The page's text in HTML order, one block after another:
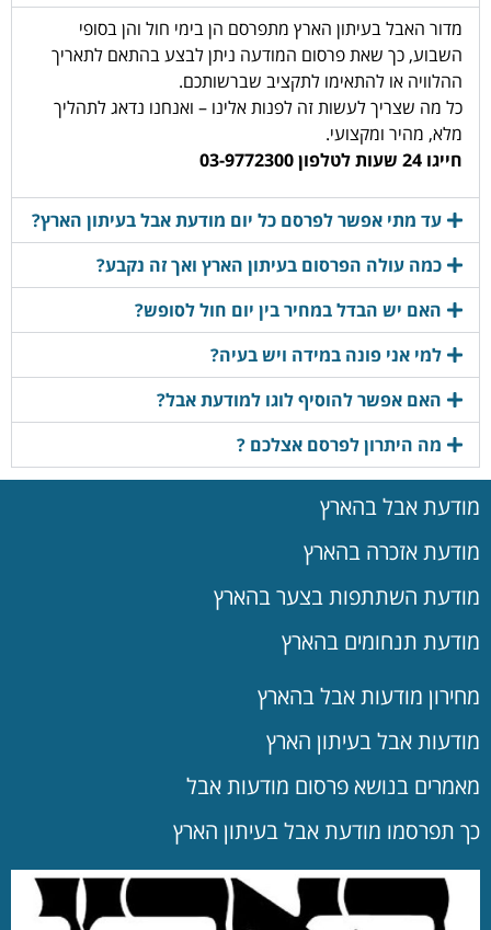
מדור האבל בעיתון הארץ מתפרסם הן בימי חול והן בסופי
השבוע, כך שאת פרסום המודעה ניתן לבצע בהתאם לתאריך
ההלוויה או להתאימו לתקציב שברשותכם.
כל מה שצריך לעשות זה לפנות אלינו – ואנחנו נדאג לתהליך
מלא, מהיר ומקצועי.
חייגו 24 שעות לטלפון 03-9772300
עד מתי אפשר לפרסם כל יום מודעת אבל בעיתון הארץ?
כמה עולה הפרסום בעיתון הארץ ואך זה נקבע?
האם יש הבדל במחיר בין יום חול לסופש?
למי אני פונה במידה ויש בעיה?
האם אפשר להוסיף לוגו למודעת אבל?
מה היתרון לפרסם אצלכם ?
מודעת אבל בהארץ
מודעת אזכרה בהארץ
מודעת השתתפות בצער בהארץ
מודעת תנחומים בהארץ
מחירון מודעות אבל בהארץ
מודעות אבל בעיתון הארץ
מאמרים בנושא פרסום מודעות אבל
כך תפרסמו מודעת אבל בעיתון הארץ